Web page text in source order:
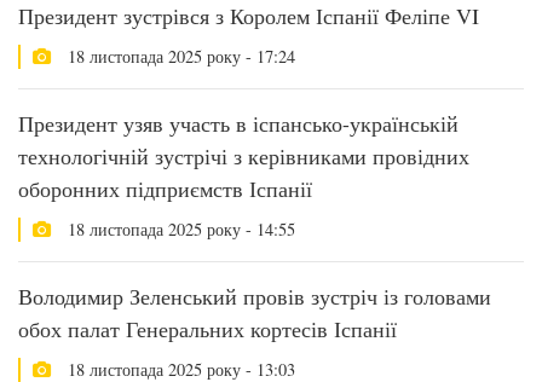
Президент зустрівся з Королем Іспанії Феліпе VI
18 листопада 2025 року - 17:24
Президент узяв участь в іспансько-українській
технологічній зустрічі з керівниками провідних
оборонних підприємств Іспанії
18 листопада 2025 року - 14:55
Володимир Зеленський провів зустріч із головами
обох палат Генеральних кортесів Іспанії
18 листопада 2025 року - 13:03